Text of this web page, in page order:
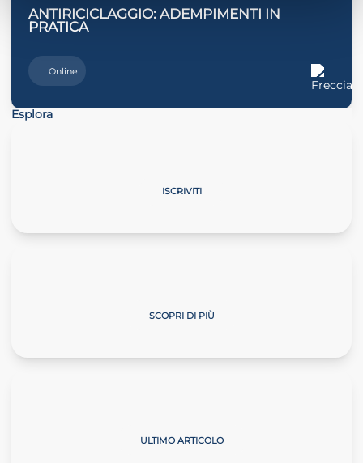
ANTIRICICLAGGIO: ADEMPIMENTI IN
PRATICA
Online
Esplora
ISCRIVITI
SCOPRI DI PIÙ
ULTIMO ARTICOLO